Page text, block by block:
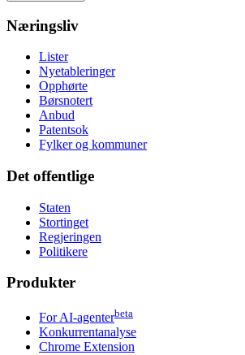
Næringsliv
Lister
Nyetableringer
Opphørte
Børsnotert
Anbud
Patentsok
Fylker og kommuner
Det offentlige
Staten
Stortinget
Regjeringen
Politikere
Produkter
For AI-agenterbeta
Konkurrentanalyse
Chrome Extension